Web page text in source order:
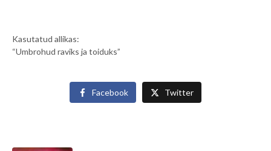
Kasutatud allikas:
“Umbrohud raviks ja toiduks”
Facebook Twitter